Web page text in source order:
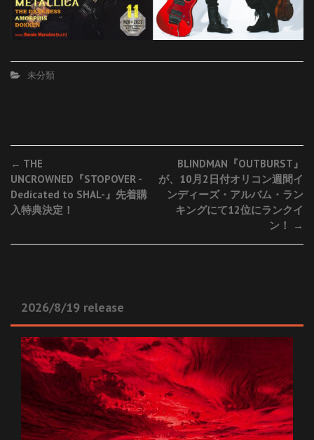
未分類
Post
navigation
← THE
UNCROWNED『STOPOVER -
Dedicated to SHAL-』先着購
入特典決定！
BLINDMAN『OUTBURST』
が、10月2日付オリコン週間イ
ンディーズ・アルバム・ラン
キングにて12位にランクイ
ン！
→
2026/8/19 release